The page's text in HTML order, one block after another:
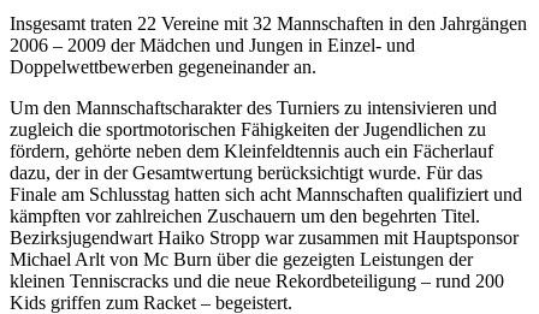
Insgesamt traten 22 Vereine mit 32 Mannschaften in den Jahrgängen
2006 – 2009 der Mädchen und Jungen in Einzel- und
Doppelwettbewerben gegeneinander an.
Um den Mannschaftscharakter des Turniers zu intensivieren und
zugleich die sportmotorischen Fähigkeiten der Jugendlichen zu
fördern, gehörte neben dem Kleinfeldtennis auch ein Fächerlauf
dazu, der in der Gesamtwertung berücksichtigt wurde. Für das
Finale am Schlusstag hatten sich acht Mannschaften qualifiziert und
kämpften vor zahlreichen Zuschauern um den begehrten Titel.
Bezirksjugendwart Haiko Stropp war zusammen mit Hauptsponsor
Michael Arlt von Mc Burn über die gezeigten Leistungen der
kleinen Tenniscracks und die neue Rekordbeteiligung – rund 200
Kids griffen zum Racket – begeistert.